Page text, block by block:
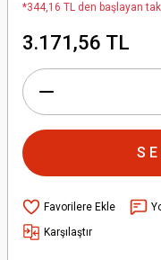
*344,16 TL den başlayan
3.171,56 TL
Karşılaştır